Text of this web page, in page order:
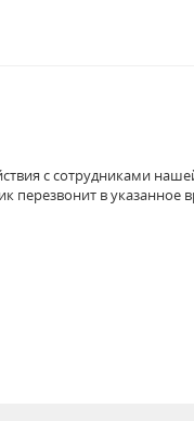
с сотрудниками
в указанное